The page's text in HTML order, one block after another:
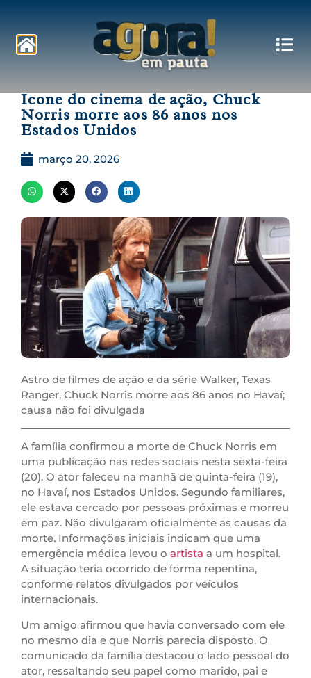
Ícone do cinema de ação, Chuck
Norris morre aos 86 anos nos
Estados Unidos
março 20, 2026
Astro de filmes de ação e da série Walker, Texas
Ranger, Chuck Norris morre aos 86 anos no Havaí;
causa não foi divulgada
A família confirmou a morte de Chuck Norris em
uma publicação nas redes sociais nesta sexta-feira
(20). O ator faleceu na manhã de quinta-feira (19),
no Havaí, nos Estados Unidos. Segundo familiares,
ele estava cercado por pessoas próximas e morreu
em paz. Não divulgaram oficialmente as causas da
morte. Informações iniciais indicam que uma
emergência médica levou o artista a um hospital.
A situação teria ocorrido de forma repentina,
conforme relatos divulgados por veículos
internacionais.
Um amigo afirmou que havia conversado com ele
no mesmo dia e que Norris parecia disposto. O
comunicado da família destacou o lado pessoal do
ator, ressaltando seu papel como marido, pai e